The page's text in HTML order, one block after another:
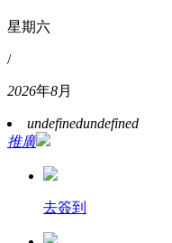
星期六
/
2026年8月
undefinedundefined
推廣
去簽到